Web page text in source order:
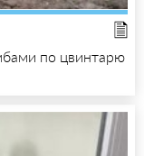
по цвинтарю